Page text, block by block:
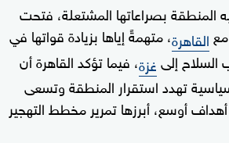
بصراعاتها المشتعلة، فتحت
القاهرة، متهمةً إياها بزيادة قواتها في
السلاح إلىغزة، فيما تؤكد القاهرة أن
تهدد استقرار المنطقة وتسعى
أوسع، أبرزها تمرير مخطط التهجير